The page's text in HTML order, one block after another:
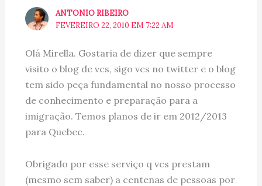
ANTONIO RIBEIRO
FEVEREIRO 22, 2010 EM 7:22 AM
Olá Mirella. Gostaria de dizer que sempre
visito o blog de vcs, sigo vcs no twitter e o blog
tem sido peça fundamental no nosso processo
de conhecimento e preparação para a
imigração. Temos planos de ir em 2012/2013
para Quebec.
Obrigado por esse serviço q vcs prestam
(mesmo sem saber) a centenas de pessoas por